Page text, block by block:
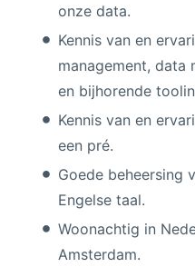
onze data.
Kennis van en
management, data
en bijhorende
Kennis van en
een pré.
Goede beheersing
Engelse taal.
Woonachtig in
Amsterdam.